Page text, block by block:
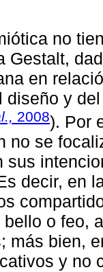
no
Gestalt,
en
diseño y
2008). Por
no se
sus
decir, en
o feo,
más bien,
y no